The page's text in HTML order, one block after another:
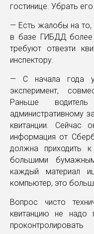
гостинице. Убрать
— Есть жалобы на то,
в базе ГИБДД более
требуют отвезти
инспектору.
— С начала года у
эксперимент,
Раньше
административному
квитанции. Сейчас
информация от
должна приходить
большими
каждый материал
компьютер, это
Вопрос чисто
квитанцию не надо